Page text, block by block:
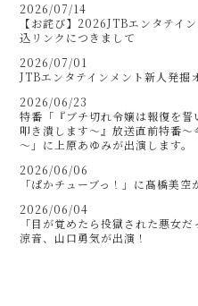
2026/07/14
【お詫び】2026JTBエンタテイ
込リンクにつきまして
2026/07/01
JTBエンタテインメント新人発掘
2026/06/23
特番「『ブチ切れ令嬢は報復を
叩き潰します～』放送直前特番
～」に上原あゆみが出演します。
2026/06/06
「ぱかチューブっ！」に髙橋美空
2026/06/04
「目が覚めたら投獄された悪女
涼音、山口勇気が出演！